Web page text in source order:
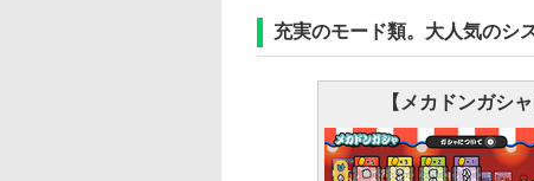
充実のモード類。大人気のシ
【メカドンガシャ